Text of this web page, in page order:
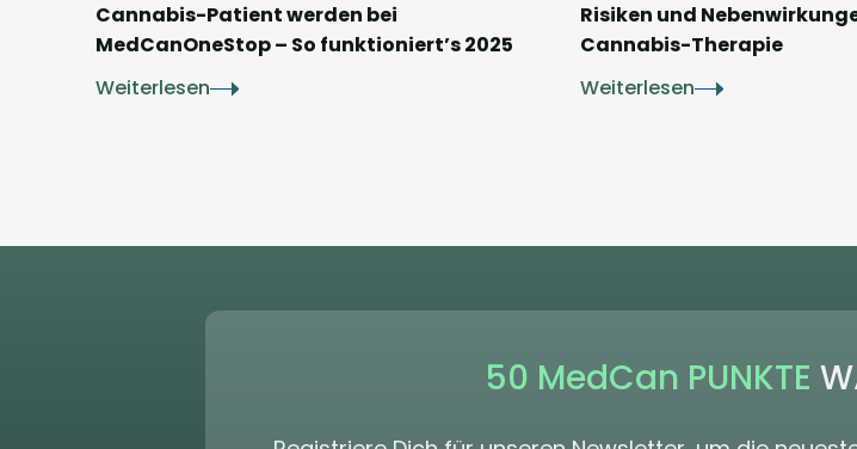
Cannabis-Patient werden bei
MedCanOneStop – So funktioniert’s 2025
Weiterlesen
Risiken und
Cannabis-Therapie
Weiterlesen
50 MedCan PUNKTE